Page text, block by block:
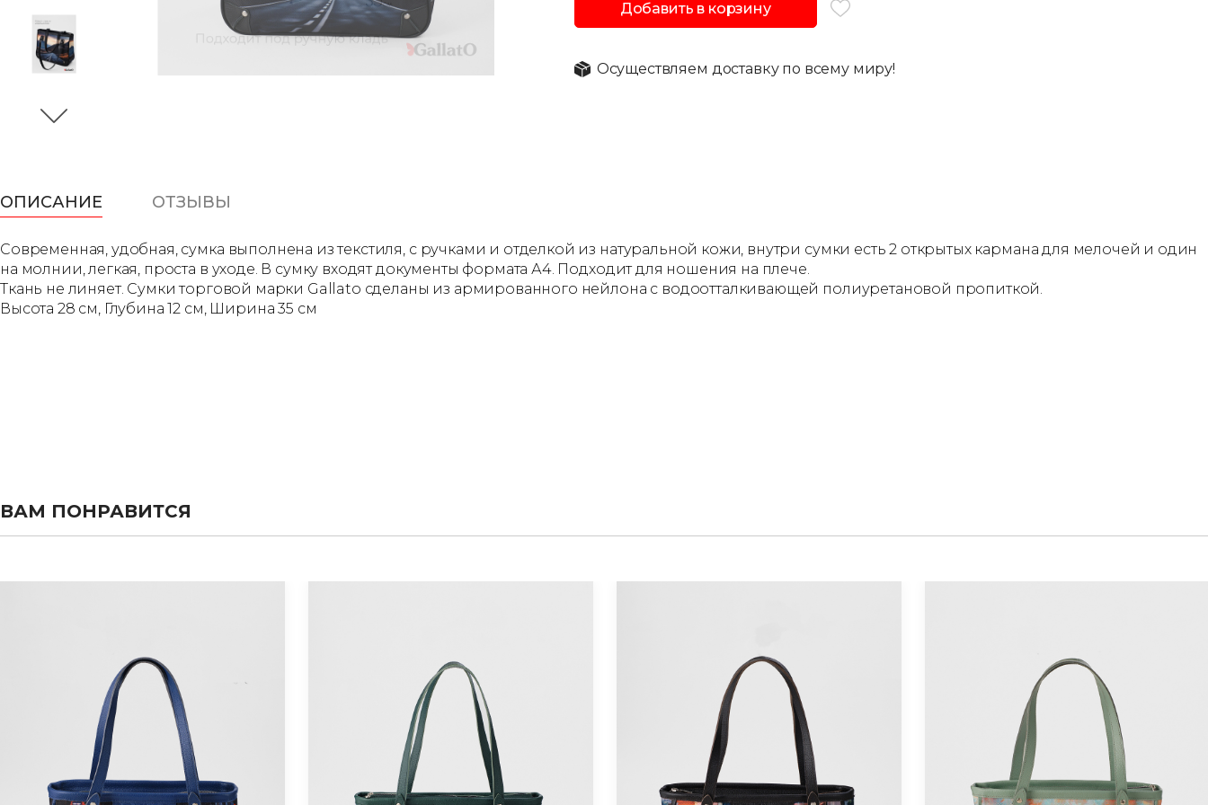
Добавить в корзину
Осуществляем доставку по всему миру!
ОПИСАНИЕ ОТЗЫВЫ
Современная, удобная, сумка выполнена из текстиля, с ручками и отделкой из натуральной кожи, внутри сумки есть 2 открытых кармана для мелочей и один
на молнии, легкая, проста в уходе. В сумку входят документы формата А4. Подходит для ношения на плече.
Ткань не линяет. Сумки торговой марки Gallato сделаны из армированного нейлона с водоотталкивающей полиуретановой пропиткой.
Высота 28 см, Глубина 12 см, Ширина 35 см
ВАМ ПОНРАВИТСЯ